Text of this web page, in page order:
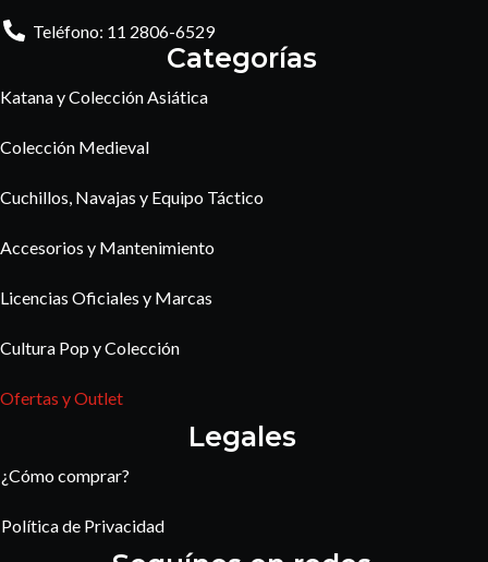
Teléfono: 11 2806-6529
Categorías
Katana y Colección Asiática
Colección Medieval
Cuchillos, Navajas y Equipo Táctico
Accesorios y Mantenimiento
Licencias Oficiales y Marcas
Cultura Pop y Colección
Ofertas y Outlet
Legales
¿Cómo comprar?
Política de Privacidad